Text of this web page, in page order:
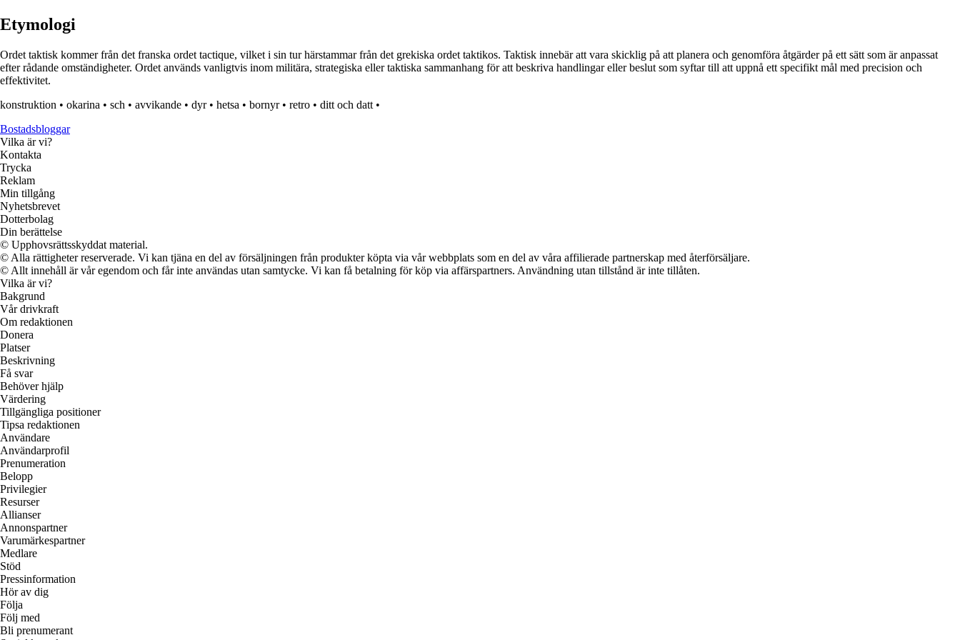
Etymologi
Ordet taktisk kommer från det franska ordet tactique, vilket i sin tur härstammar från det grekiska ordet taktikos. Taktisk innebär att vara skicklig på att planera och genomföra åtgärder på ett sätt som är anpassat
efter rådande omständigheter. Ordet används vanligtvis inom militära, strategiska eller taktiska sammanhang för att beskriva handlingar eller beslut som syftar till att uppnå ett specifikt mål med precision och
effektivitet.
konstruktion • okarina • sch • avvikande • dyr• hetsa • bornyr• retro • ditt och datt •
Bostadsbloggar
Vilka är vi?
Kontakta
Trycka
Reklam
Min tillgång
Nyhetsbrevet
Dotterbolag
Din berättelse
© Upphovsrättsskyddat material.
© Alla rättigheter reserverade. Vi kan tjäna en del av försäljningen från produkter köpta via vår webbplats som en del av våra affilierade partnerskap med återförsäljare.
© Allt innehåll är vår egendom och får inte användas utan samtycke. Vi kan få betalning för köp via affärspartners. Användning utan tillstånd är inte tillåten.
Vilka är vi?
Bakgrund
Vår drivkraft
Om redaktionen
Donera
Platser
Beskrivning
Få svar
Behöver hjälp
Värdering
Tillgängliga positioner
Tipsa redaktionen
Användare
Användarprofil
Prenumeration
Belopp
Privilegier
Resurser
Allianser
Annonspartner
Varumärkespartner
Medlare
Stöd
Pressinformation
Hör av dig
Följa
Följ med
Bli prenumerant